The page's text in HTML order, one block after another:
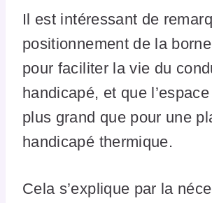
Il est intéressant de
positionnement de la
pour faciliter la vie du
handicapé, et que
plus grand que pour une
handicapé thermique.
Cela s’explique par la